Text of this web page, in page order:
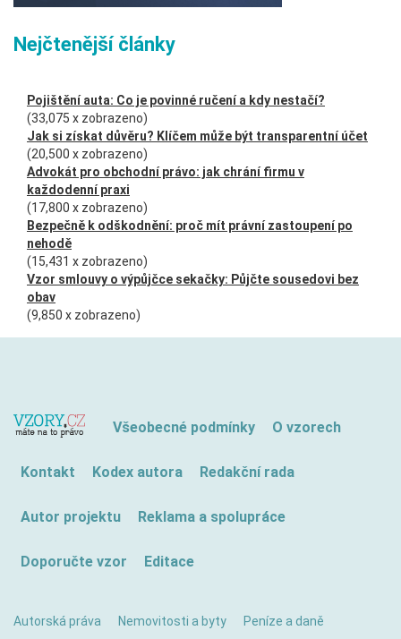
Nejčtenější články
Pojištění auta: Co je povinné ručení a kdy nestačí?
(33,075 x zobrazeno)
Jak si získat důvěru? Klíčem může být transparentní účet
(20,500 x zobrazeno)
Advokát pro obchodní právo: jak chrání firmu v
každodenní praxi
(17,800 x zobrazeno)
Bezpečně k odškodnění: proč mít právní zastoupení po
nehodě
(15,431 x zobrazeno)
Vzor smlouvy o výpůjčce sekačky: Půjčte sousedovi bez
obav
(9,850 x zobrazeno)
Všeobecné podmínky O vzorech
Kontakt Kodex autora Redakční rada
Autor projektu Reklama a spolupráce
Doporučte vzor Editace
Autorská práva Nemovitosti a byty Peníze a daně